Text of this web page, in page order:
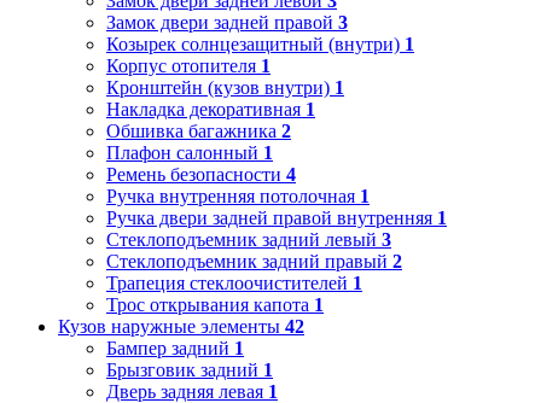
Замок двери задней правой 3
Козырек солнцезащитный (внутри) 1
Корпус отопителя 1
Кронштейн (кузов внутри) 1
Накладка декоративная 1
Обшивка багажника 2
Плафон салонный 1
Ремень безопасности 4
Ручка внутренняя потолочная 1
Ручка двери задней правой внутренняя 1
Стеклоподъемник задний левый 3
Стеклоподъемник задний правый 2
Трапеция стеклоочистителей 1
Трос открывания капота 1
Кузов наружные элементы 42
Бампер задний 1
Брызговик задний 1
Дверь задняя левая 1